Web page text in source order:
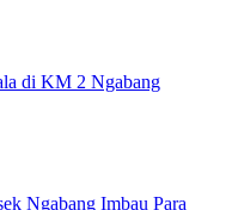
di KM 2 Ngabang
Ngabang Imbau Para